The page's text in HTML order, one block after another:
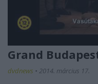
Grand
dvdnews • 2014. március 17.